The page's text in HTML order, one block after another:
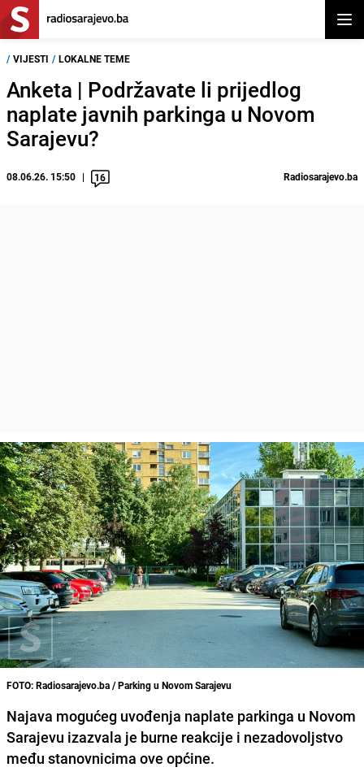
/ VIJESTI / LOKALNE TEME
Anketa | Podržavate li prijedlog
naplate javnih parkinga u Novom
Sarajevu?
08.06.26. 15:50 16 Radiosarajevo.ba
FOTO: Radiosarajevo.ba / Parking u Novom Sarajevu
Najava mogućeg uvođenja naplate parkinga u Novom
Sarajevu izazvala je burne reakcije i nezadovoljstvo
među stanovnicima ove općine.